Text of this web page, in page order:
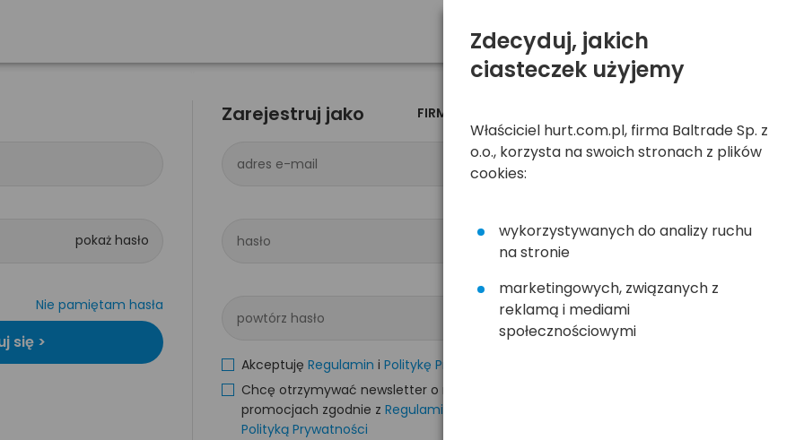
Nie pamiętam hasła
Zarejestruj jako FIRMA
adres e-mail
hasło
powtórz hasło
Akceptuję Regulamin i Politykę Prywatności
Chcę otrzymywać newsletter o nowościach i
promocjach zgodnie z Regulaminem
Polityką Prywatności
Zdecyduj, jakich
ciasteczek użyjemy
Właściciel hurt.com.pl, firma Baltrade Sp. z
o.o., korzysta na swoich stronach z plików
cookies:
wykorzystywanych do analizy ruchu
na stronie
marketingowych, związanych z
reklamą i mediami
społecznościowymi